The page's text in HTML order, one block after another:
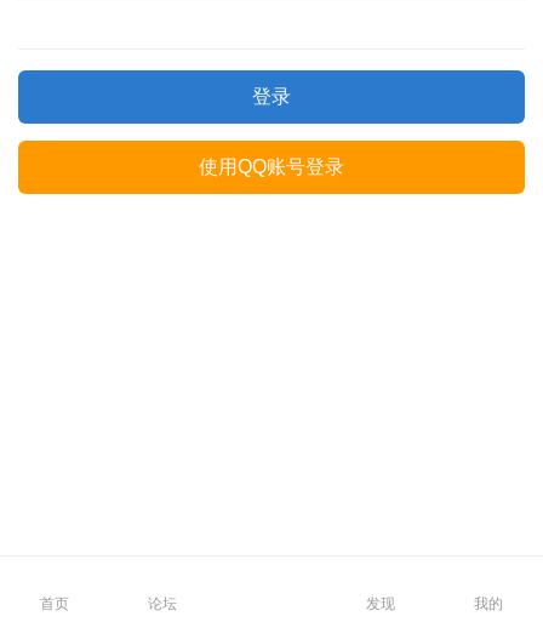
登录
使用QQ账号登录
首页 论坛 发现 我的